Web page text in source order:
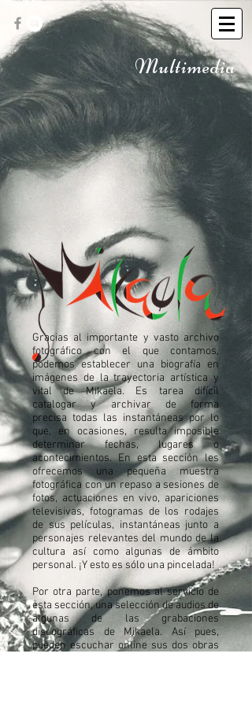
Multimedia
Gracias al importante y vasto archivo
fotográfico con el que contamos,
podemos establecer una biografía en
imágenes de la trayectoria artística y
vital de Mikaela. Es tarea difícil
catalogar y archivar de forma
precisa todas las instantáneas por lo
que, en ocasiones, resulta imposible
determinar fechas, lugares o
acontecimientos. En esta sección les
ofrecemos una pequeña muestra
fotográfica con un repaso a sesiones de
fotos, actuaciones en vivo, apariciones
televisivas, fotogramas de los rodajes
de sus películas, instantáneas junto a
personajes relevantes del mundo de la
cultura así como algunas de ámbito
personal. ¡Y esto es sólo una pincelada!
Por otra parte, ponemos al servicio de
esta sección, una selección de audios de
algunas de las grabaciones
discográficas de Mikaela. Así pues,
pueden escuchar online sus dos obras